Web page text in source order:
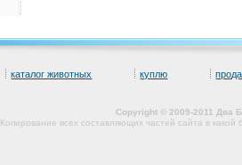
каталог животных куплю
Copyright © 2009-2011 Два
Копирование всех составляющих частей сайта в